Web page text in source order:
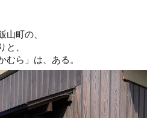
山町の、
と、
ら」は、ある。